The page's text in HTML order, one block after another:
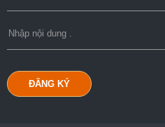
ĐĂNG KÝ